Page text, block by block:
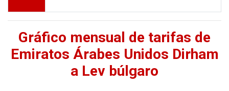
Gráfico mensual de tarifas de
Emiratos Árabes Unidos Dirham
a Lev búlgaro